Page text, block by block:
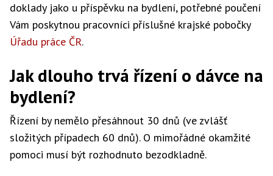
doklady jako u příspěvku na bydlení, potřebné poučení
Vám poskytnou pracovníci příslušné krajské pobočky
Úřadu práce ČR.
Jak dlouho trvá řízení o dávce na
bydlení?
Řízení by nemělo přesáhnout 30 dnů (ve zvlášť
složitých případech 60 dnů). O mimořádné okamžité
pomoci musí být rozhodnuto bezodkladně.